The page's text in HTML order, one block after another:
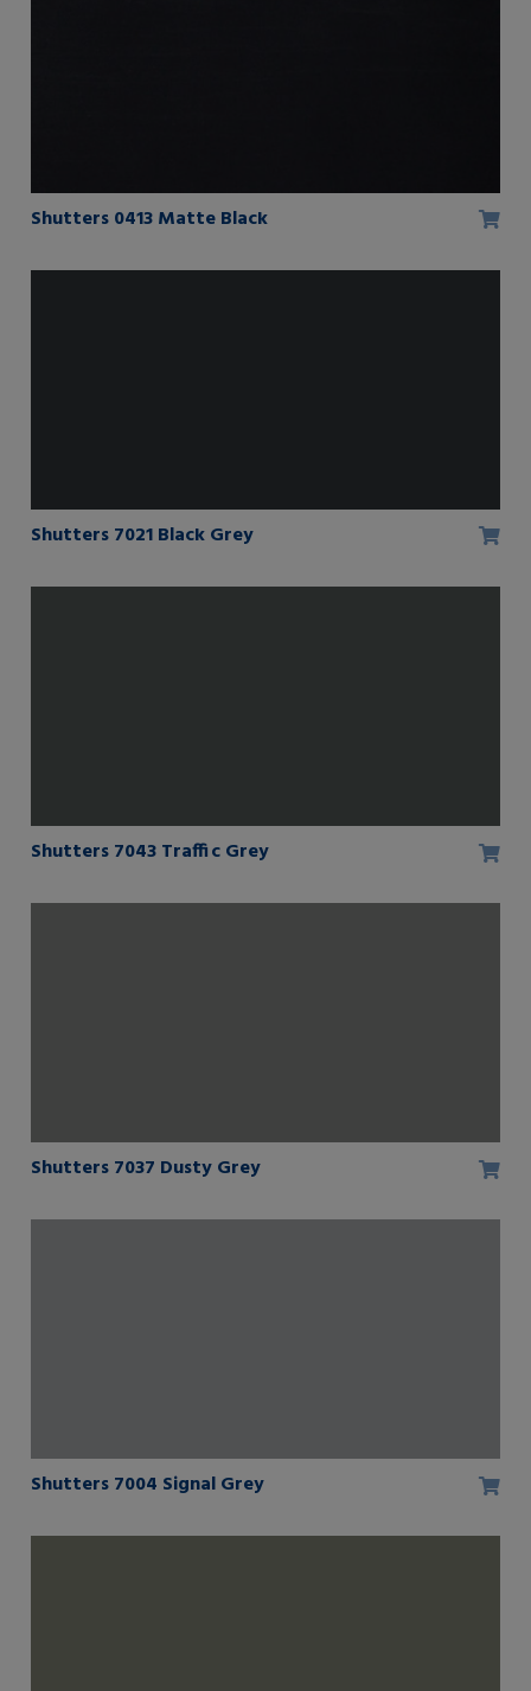
Shutters 0413 Matte Black
Shutters 7021 Black Grey
Shutters 7043 Traffic Grey
Shutters 7037 Dusty Grey
Shutters 7004 Signal Grey